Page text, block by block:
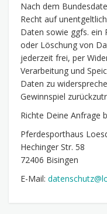
Nach dem
Recht auf
Daten sowie ggfs. ein
oder Löschung von
jederzeit frei, per
Verarbeitung und
Daten zu
Gewinnspiel
Richte Deine Anfrage
Pferdesporthaus
Hechinger Str. 58
72406 Bisingen
E-Mail: